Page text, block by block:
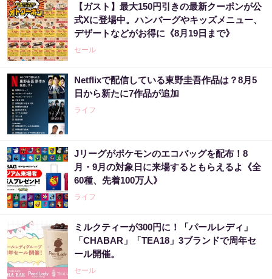
【ガスト】最大150円引きの最新クーポンが公
式Xに登場中。ハンバーグやキッズメニュー、
デザートなどがお得に《8月19日まで》
セール
Netflixで配信している東野圭吾作品は？8月5
日から新たに7作品が追加
ライフ
Jリーグがポケモンのエコバッグを配布！8
月・9月の対象日に来場するともらえるよ《全
60種、先着100万人》
ライフ
ミルクティーが300円に！「パールレディ」
「CHABAR」「TEA18」3ブランドで周年セ
ール開催。
セール